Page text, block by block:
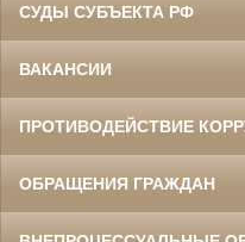
СУДЫ СУБЪЕКТА РФ
ВАКАНСИИ
ПРОТИВОДЕЙСТВИЕ
ОБРАЩЕНИЯ ГРАЖДАН